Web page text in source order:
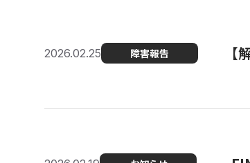
2026.02.25 障害報告 【